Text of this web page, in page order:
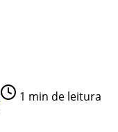
1 min de leitura